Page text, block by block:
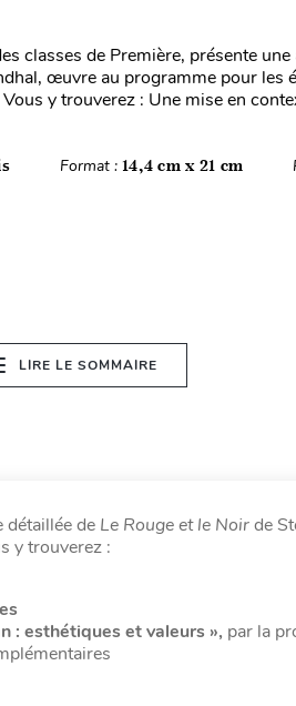
classes de Première, présente une
œuvre au programme pour les
y trouverez : Une mise en
Format : 14,4 cm x 21 cm
LIRE LE SOMMAIRE
détaillée de Le Rouge et le Noirde
y trouverez :
: esthétiques et valeurs », par la